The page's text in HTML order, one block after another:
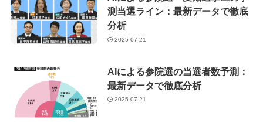
測当選ライン：最新データで徹底
分析
2025-07-21
AIによる参院選の当選者数予測：
最新データで徹底分析
2025-07-21